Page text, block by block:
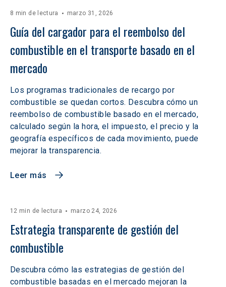
8 min de lectura marzo 31, 2026
Guía del cargador para el reembolso del
combustible en el transporte basado en el
mercado
Los programas tradicionales de recargo por
combustible se quedan cortos. Descubra cómo un
reembolso de combustible basado en el mercado,
calculado según la hora, el impuesto, el precio y la
geografía específicos de cada movimiento, puede
mejorar la transparencia.
Leer más
12 min de lectura marzo 24, 2026
Estrategia transparente de gestión del
combustible
Descubra cómo las estrategias de gestión del
combustible basadas en el mercado mejoran la